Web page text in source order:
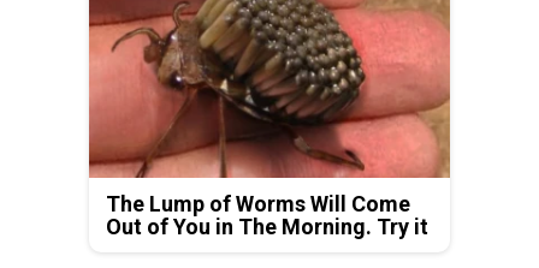
The Lump of Worms Will Come
Out of You in The Morning. Try it